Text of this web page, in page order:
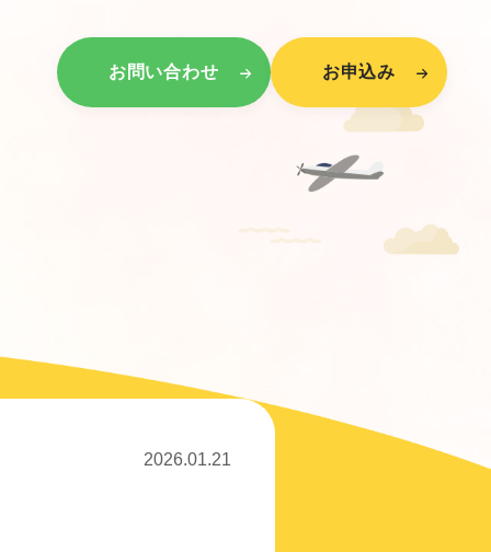
お問い合わせ お申込み
2026.01.21